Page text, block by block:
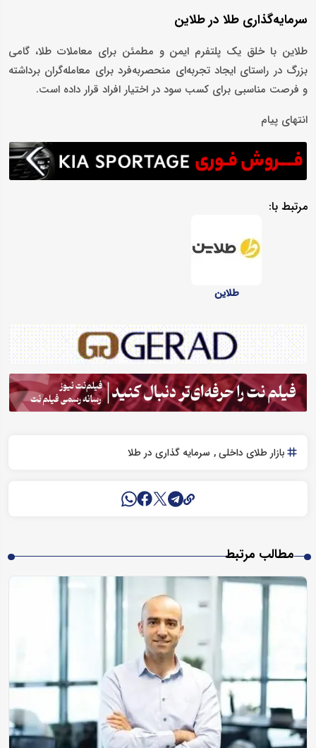
سرمایه‌گذاری طلا در طلاین
طلاین با خلق یک پلتفرم ایمن و مطمئن برای معاملات طلا، گامی
بزرگ در راستای ایجاد تجربه‌ای منحصربه‌فرد برای معامله‌گران برداشته
و فرصت مناسبی برای کسب سود در اختیار افراد قرار داده است.
انتهای پیام
مرتبط با:
طلاین
بازار طلای داخلی سرمایه گذاری در طلا
مطالب مرتبط